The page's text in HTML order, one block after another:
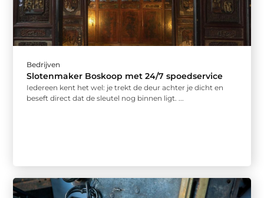
Bedrijven
Slotenmaker Boskoop met 24/7 spoedservice
Iedereen kent het wel: je trekt de deur achter je dicht en
beseft direct dat de sleutel nog binnen ligt. ...